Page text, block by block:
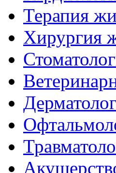
Терапия
Хирургия